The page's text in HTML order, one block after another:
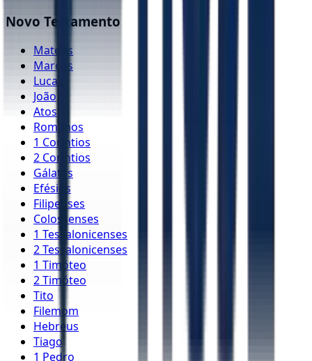
Novo Testamento
Mateus
Marcos
Lucas
João
Atos
Romanos
1 Coríntios
2 Coríntios
Gálatas
Efésios
Filipenses
Colossenses
1 Tessalonicenses
2 Tessalonicenses
1 Timóteo
2 Timóteo
Tito
Filemom
Hebreus
Tiago
1 Pedro